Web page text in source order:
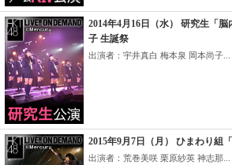
2014年4月16日（水） 研究生「
子 生誕祭
出演者：宇井真白 梅本泉 岡本尚子...
2015年9月7日（月） ひまわり組
出演者：荒巻美咲 栗原紗英 神志那...